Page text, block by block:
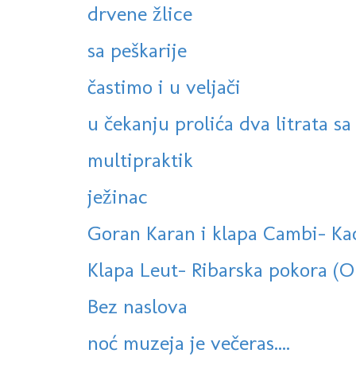
drvene žlice
sa peškarije
častimo i u veljači
u čekanju prolića dva litrata
multipraktik
ježinac
Goran Karan i klapa Cambi-
Klapa Leut- Ribarska pokora
Bez naslova
noć muzeja je večeras....